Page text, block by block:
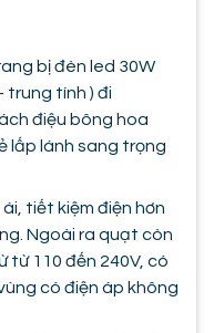
bị đèn led 30W
trung tính ) đi
điệu bông hoa
lấp lánh sang trọng
tiết kiệm điện hơn
Ngoài ra quạt còn
từ 110 đến 240V, có
có điện áp không